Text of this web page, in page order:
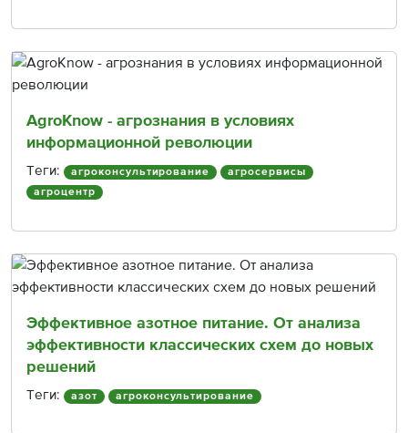
AgroKnow - агрознания в условиях
информационной революции
Теги: агроконсультирование
агросервисы
агроцентр
Эффективное азотное питание. От анализа
эффективности классических схем до новых
решений
Теги: азот агроконсультирование